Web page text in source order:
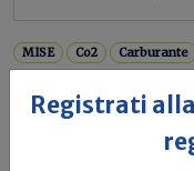
MISE Co2 Carburante
Registrati